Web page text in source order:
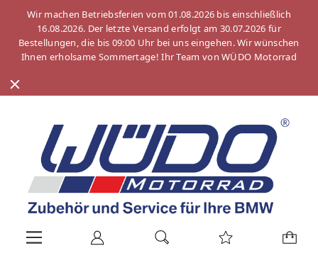
Wir machen Betriebsferien vom 01.08.2026 bis einschließlich
16.08.2026. Der letzte Versand erfolgt am 30.07.2026 für
Bestellungen, die bis 09:00 Uhr bei uns eingehen. Wir wünschen
Ihnen erholsame Sommertage! Ihr Team von WÜDO Motorrad